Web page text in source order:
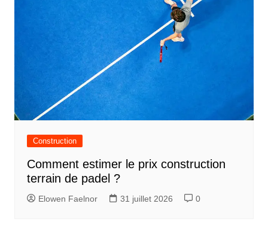
Construction
Comment estimer le prix construction
terrain de padel ?
Elowen Faelnor 31 juillet 2026 0